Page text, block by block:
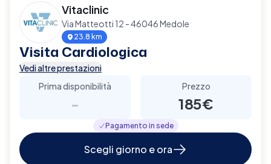
Vitaclinic
Via Matteotti 12 - 46046 Medole
23.8 km
Visita Cardiologica
Vedi altre prestazioni
Prima disponibilità
-
Prezzo
185€
Pagamento in sede
Scegli giorno e ora